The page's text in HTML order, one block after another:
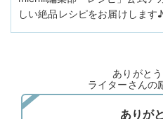
しい絶品レシピをお届けします♪
ありがと
ライターさんの